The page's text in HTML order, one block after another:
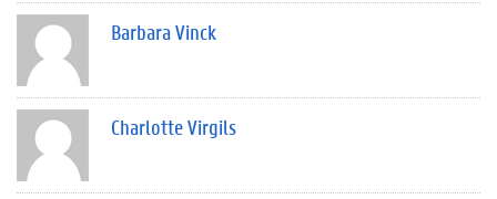
Barbara Vinck
Charlotte Virgils